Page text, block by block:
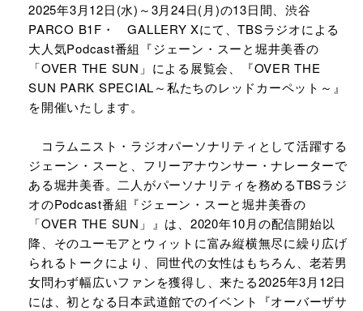
2025年3月12日(水)～3月24日(月)の13日間、渋谷
PARCO B1F・ GALLERY Xにて、TBSラジオによる
大人気Podcast番組『ジェーン・スーと堀井美香の
「OVER THE SUN」による展覧会、『OVER THE
SUN PARK SPECIAL～私たちのレッドカーペット～』
を開催いたします。​
コラムニスト・ラジオパーソナリティとして活躍する
ジェーン・スーと、フリーアナウンサー・ナレーターで
ある堀井美香。二人がパーソナリティを務めるTBSラジ
オのPodcast番組『ジェーン・スーと堀井美香の
「OVER THE SUN」』は、2020年10月の配信開始以
降、そのユーモアとウィットに富み縦横無尽に繰り広げ
られるトークにより、同世代の女性はもちろん、老若男
女問わず幅広いファンを獲得し、来たる2025年3月12日
には、初となる日本武道館でのイベント『オーバーザサ